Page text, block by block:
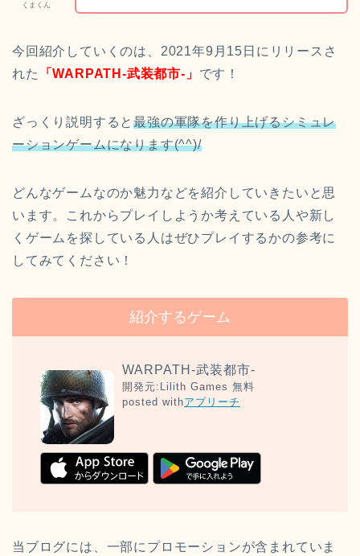
くまくん
今回紹介していくのは、2021年9月15日にリリースさ
れた
「WARPATH‐武装都市‐」 です！
ざっくり説明すると最強の軍隊を作り上げるシミュレ
ーションゲームになります(^^)/
どんなゲームなのか魅力などを紹介していきたいと思
います。これからプレイしようか考えている人や新し
くゲームを探している人はぜひプレイするかの参考に
してみてください！
紹介するゲーム
WARPATH-武装都市-
開発元: Lilith Games 無料
posted withアプリーチ
当ブログには、一部にプロモーションが含まれていま